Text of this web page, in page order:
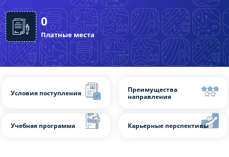
НИОКР
0
Бюджетные места
0
Платные места